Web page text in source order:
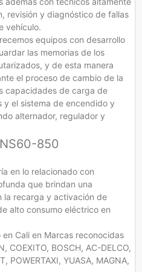
revisión y diagnóstico de fallas
vehículo.
equipos con desarrollo
las memorias de los
y de esta manera
el proceso de cambio de la
capacidades de carga de
y el sistema de encendido y
alternador, regulador y
850
en lo relacionado con
que brindan una
la recarga y activación de
alto consumo eléctrico en
Cali en Marcas reconocidas
COEXITO, BOSCH, AC-DELCO,
POWERTAXI, YUASA, MAGNA,